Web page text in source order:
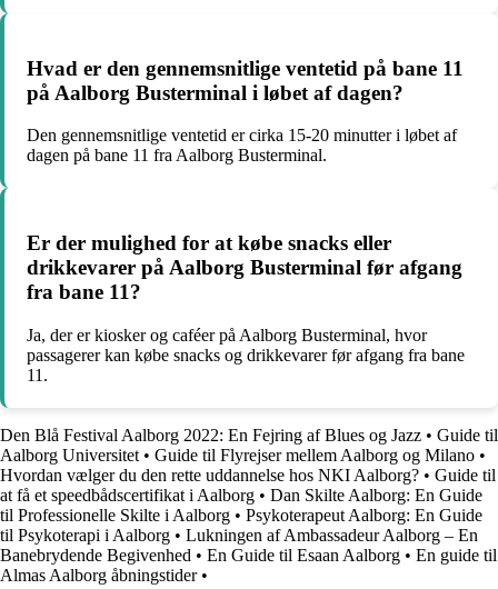
Hvad er den gennemsnitlige ventetid på bane 11
på Aalborg Busterminal i løbet af dagen?
Den gennemsnitlige ventetid er cirka 15-20 minutter i løbet af
dagen på bane 11 fra Aalborg Busterminal.
Er der mulighed for at købe snacks eller
drikkevarer på Aalborg Busterminal før afgang
fra bane 11?
Ja, der er kiosker og caféer på Aalborg Busterminal, hvor
passagerer kan købe snacks og drikkevarer før afgang fra bane
11.
Den Blå Festival Aalborg 2022: En Fejring af Blues og Jazz • Guide til
Aalborg Universitet • Guide til Flyrejser mellem Aalborg og Milano •
Hvordan vælger du den rette uddannelse hos NKI Aalborg? • Guide til
at få et speedbådscertifikat i Aalborg • Dan Skilte Aalborg: En Guide
til Professionelle Skilte i Aalborg • Psykoterapeut Aalborg: En Guide
til Psykoterapi i Aalborg • Lukningen af Ambassadeur Aalborg – En
Banebrydende Begivenhed • En Guide til Esaan Aalborg • En guide til
Almas Aalborg åbningstider•